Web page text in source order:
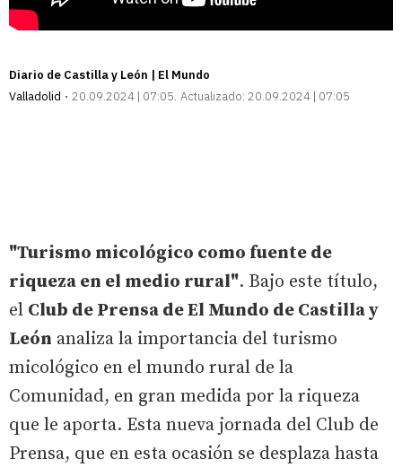
Diario de Castilla y León | El Mundo
Valladolid
20.09.2024 | 07:05 Actualizado: 20.09.2024 | 07:05
"Turismo micológico como fuente de
riqueza en el medio rural". Bajo este título,
el Club de Prensa de El Mundo de Castilla y
León analiza la importancia del turismo
micológico en el mundo rural de la
Comunidad, en gran medida por la riqueza
que le aporta. Esta nueva jornada del Club de
Prensa, que en esta ocasión se desplaza hasta